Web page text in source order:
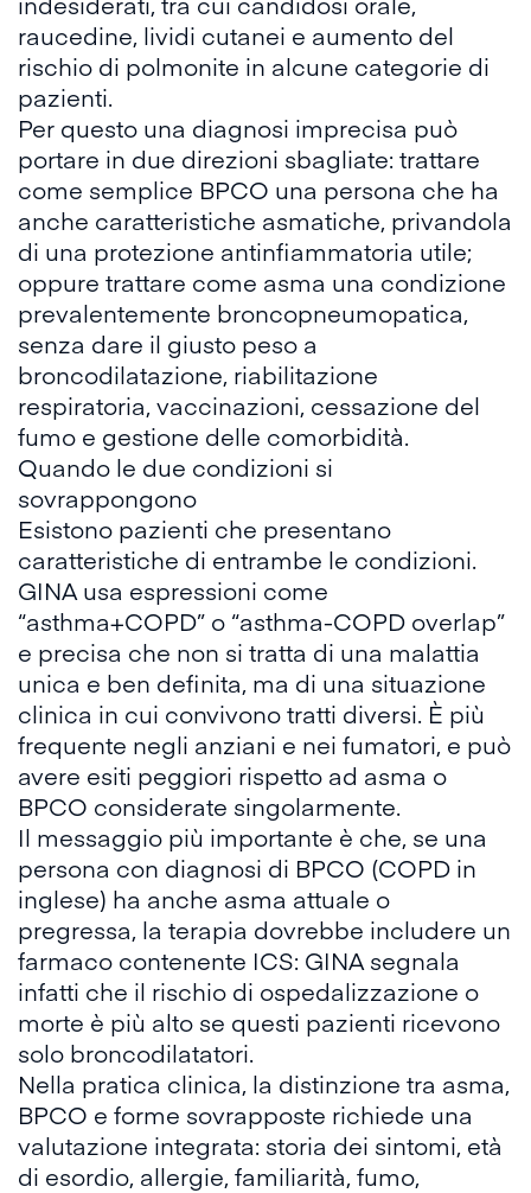
raucedine, lividi cutanei e aumento del
rischio di polmonite in alcune categorie di
pazienti.
Per questo una diagnosi imprecisa può
portare in due direzioni sbagliate: trattare
come semplice BPCO una persona che ha
anche caratteristiche asmatiche, privandola
di una protezione antinfiammatoria utile;
oppure trattare come asma una condizione
prevalentemente broncopneumopatica,
senza dare il giusto peso a
broncodilatazione, riabilitazione
respiratoria, vaccinazioni, cessazione del
fumo e gestione delle comorbidità.
Quando le due condizioni si
sovrappongono
Esistono pazienti che presentano
caratteristiche di entrambe le condizioni.
GINA usa espressioni come
“asthma+COPD” o “asthma-COPD overlap”
e precisa che non si tratta di una malattia
unica e ben definita, ma di una situazione
clinica in cui convivono tratti diversi. È più
frequente negli anziani e nei fumatori, e può
avere esiti peggiori rispetto ad asma o
BPCO considerate singolarmente.
Il messaggio più importante è che, se una
persona con diagnosi di BPCO (COPD in
inglese) ha anche asma attuale o
pregressa, la terapia dovrebbe includere un
farmaco contenente ICS: GINA segnala
infatti che il rischio di ospedalizzazione o
morte è più alto se questi pazienti ricevono
solo broncodilatatori.
Nella pratica clinica, la distinzione tra asma,
BPCO e forme sovrapposte richiede una
valutazione integrata: storia dei sintomi, età
di esordio, allergie, familiarità, fumo,